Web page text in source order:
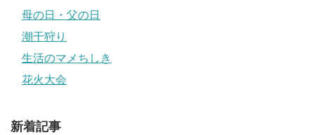
母の日・父の日
潮干狩り
生活のマメちしき
花火大会
新着記事